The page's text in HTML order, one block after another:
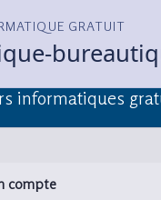
GRATUIT
informatiques
compte